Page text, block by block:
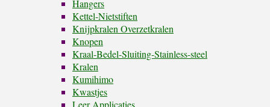
Hangers
Kettel-Nietstiften
Knijpkralen Overzetkralen
Knopen
Kraal-Bedel-Sluiting-Stainless-steel
Kralen
Kumihimo
Kwastjes
Leer Applicaties